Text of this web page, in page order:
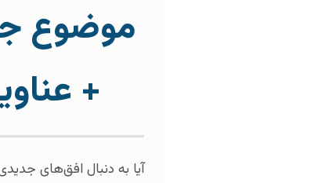
موضوع
+
آیا به دنبال افق‌های